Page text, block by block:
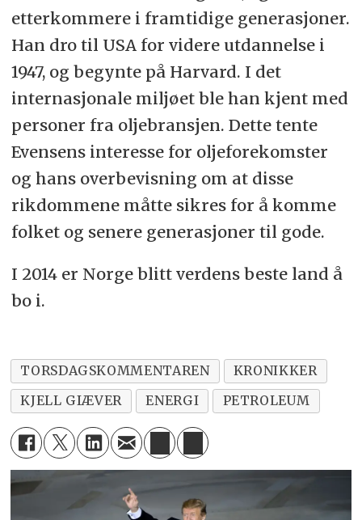
etterkommere i framtidige generasjoner.
Han dro til USA for videre utdannelse i
1947, og begynte på Harvard. I det
internasjonale miljøet ble han kjent med
personer fra oljebransjen. Dette tente
Evensens interesse for oljeforekomster
og hans overbevisning om at disse
rikdommene måtte sikres for å komme
folket og senere generasjoner til gode.
I 2014 er Norge blitt verdens beste land å
bo i.
TORSDAGSKOMMENTAREN
KRONIKKER
KJELL GIÆVER
ENERGI PETROLEUM